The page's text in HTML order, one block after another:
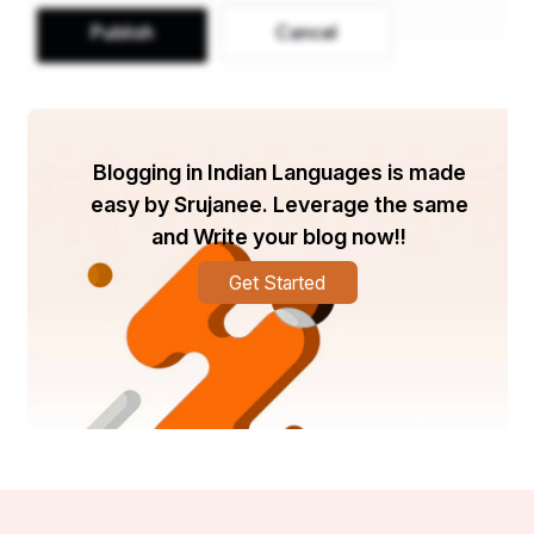
।। विभा सिंह।।
मनुष्य की इच्छाएँ कभी खत्म नही होंती।इसके विषय में श्री श्री
परमहंस योगानंद जी लिखते हैं कि-------
मानव जाति उस "कुछ और"की खोज में निरंतर व्यस्त है
जिससे उसे आशा है कि सम्पूर्ण व असीम सुख मिल जाएगा।उन
विशिष्ट आत्माओं के लिए जिन्होने ईश्वर
Publish Cancel
Blogging in Indian Languages is made
easy by Srujanee. Leverage the same
and Write your blog now!!
Get Started